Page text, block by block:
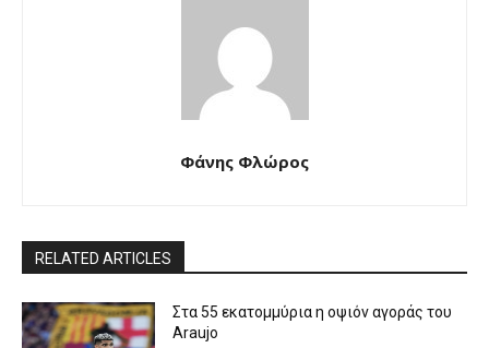
Φάνης Φλώρος
RELATED ARTICLES
Στα 55 εκατομμύρια η οψιόν αγοράς του
Araujo